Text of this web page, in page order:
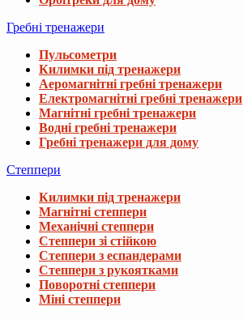
Гребні тренажери
Пульсометри
Килимки під тренажери
Аеромагнітні гребні тренажери
Електромагнітні гребні тренажери
Магнітні гребні тренажери
Водні гребні тренажери
Гребні тренажери для дому
Степпери
Килимки під тренажери
Магнітні степпери
Механічні степпери
Степпери зі стійкою
Степпери з еспандерами
Степпери з рукоятками
Поворотні степпери
Міні степпери